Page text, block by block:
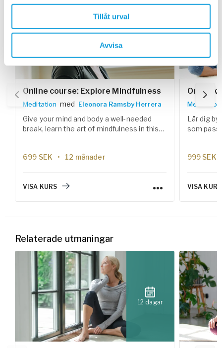
Tillåt urval
Avvisa
Online course: Explore Mindfulness
Meditation med Eleonora Ramsby Herrera
Give your mind and body a well-needed
break, learn the art of mindfulness in this
699 SEK 12 månader
VISA KURS
Meditation
Lär dig
som
stärka
999 SEK
VISA KURS
Relaterade utmaningar
12 dagar